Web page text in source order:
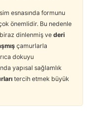
esnasında formunu
önemlidir. Bu nedenle
dinlenmiş ve deri
çamurlarla
dokuyu
yapısal sağlamlık
tercih etmek büyük